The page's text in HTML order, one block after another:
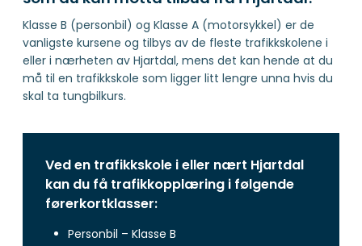
Klasse B (personbil) og Klasse A (motorsykkel) er de
vanligste kursene og tilbys av de fleste trafikkskolene i
eller i nærheten av Hjartdal, mens det kan hende at du
må til en trafikkskole som ligger litt lengre unna hvis du
skal ta tungbilkurs.
Ved en trafikkskole i eller nært Hjartdal
kan du få trafikkopplæring i følgende
førerkortklasser:
Personbil – Klasse B